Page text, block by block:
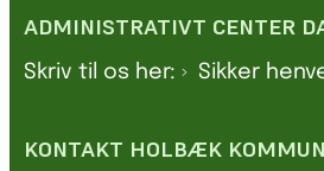
ADMINISTRATIVT CENTER
Skriv til os her: Sikker
KONTAKT HOLBÆK